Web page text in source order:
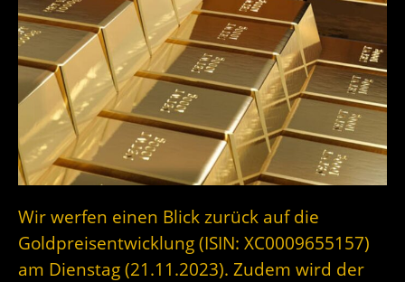
Wir werfen einen Blick zurück auf die
Goldpreisentwicklung (ISIN: XC0009655157)
am Dienstag (21.11.2023). Zudem wird der